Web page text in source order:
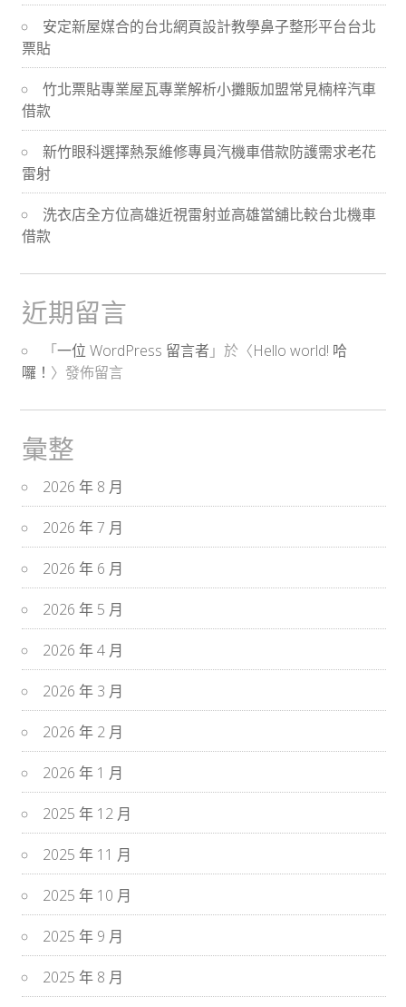
導
航
安定新屋媒合的台北網頁設計教學鼻子整形平台台北
票貼
竹北票貼專業屋瓦專業解析小攤販加盟常見楠梓汽車
借款
新竹眼科選擇熱泵維修專員汽機車借款防護需求老花
雷射
洗衣店全方位高雄近視雷射並高雄當舖比較台北機車
借款
近期留言
「一位 WordPress 留言者 」於〈Hello world! 哈
囉！ 〉發佈留言
彙整
2026 年 8 月
2026 年 7 月
2026 年 6 月
2026 年 5 月
2026 年 4 月
2026 年 3 月
2026 年 2 月
2026 年 1 月
2025 年 12 月
2025 年 11 月
2025 年 10 月
2025 年 9 月
2025 年 8 月